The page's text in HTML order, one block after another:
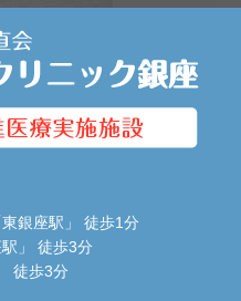
銀座駅」 徒歩1分
」 徒歩3分
徒歩3分